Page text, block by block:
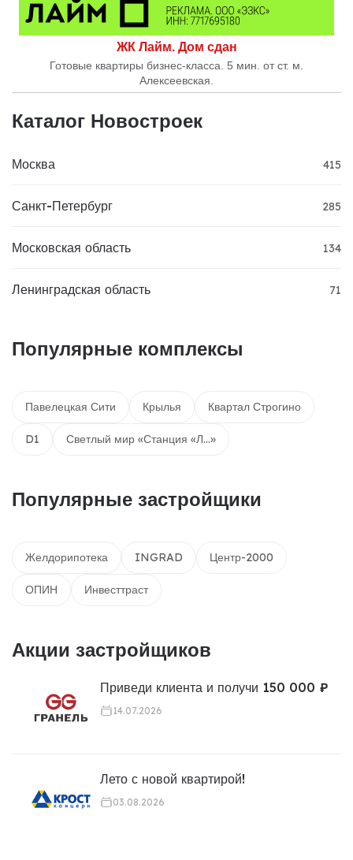
ЖК Лайм. Дом сдан
Готовые квартиры бизнес-класса. 5 мин. от ст. м.
Алексеевская.
Каталог Новостроек
Москва 415
Санкт-Петербург 285
Московская область 134
Ленинградская область 71
Популярные комплексы
Павелецкая Сити Крылья Квартал Строгино
D1 Светлый мир «Станция «Л...»
Популярные застройщики
Желдорипотека INGRAD Центр-2000
ОПИН Инвесттраст
Акции застройщиков
Приведи клиента и получи 150 000 ₽
14.07.2026
Лето с новой квартирой!
03.08.2026